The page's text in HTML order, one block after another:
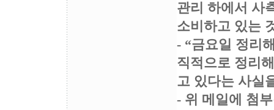
관리 하에서 사
소비하고 있는
- “금요일 정리
직적으로 정리
고 있다는 사실
- 위 메일에 첨